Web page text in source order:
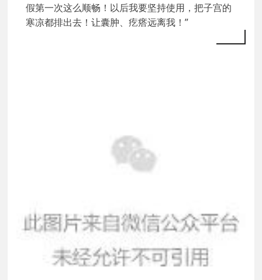
假第一次这么顺畅！以后我要坚持使用，把子宫的
寒凉都排出去！让囊肿、疙瘩远离我！”